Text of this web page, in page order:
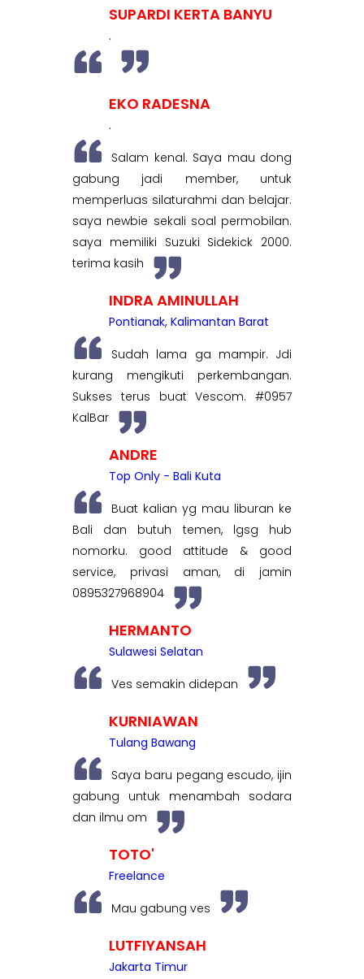
SUPARDI KERTA BANYU
.
EKO RADESNA
.
Salam kenal. Saya mau dong
gabung jadi member, untuk
memperluas silaturahmi dan belajar.
saya newbie sekali soal permobilan.
saya memiliki Suzuki Sidekick 2000.
terima kasih
INDRA AMINULLAH
Pontianak, Kalimantan Barat
Sudah lama ga mampir. Jdi
kurang mengikuti perkembangan.
Sukses terus buat Vescom. #0957
KalBar
ANDRE
Top Only - Bali Kuta
Buat kalian yg mau liburan ke
Bali dan butuh temen, lgsg hub
nomorku. good attitude & good
service, privasi aman, di jamin
0895327968904
HERMANTO
Sulawesi Selatan
Ves semakin didepan
KURNIAWAN
Tulang Bawang
Saya baru pegang escudo, ijin
gabung untuk menambah sodara
dan ilmu om
TOTO'
Freelance
Mau gabung ves
LUTFIYANSAH
Jakarta Timur